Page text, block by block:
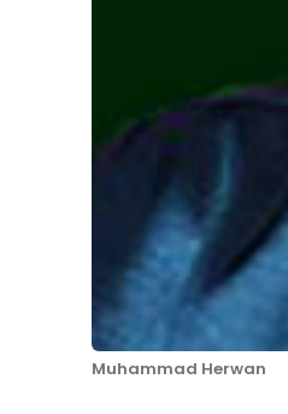
Muhammad Herwan